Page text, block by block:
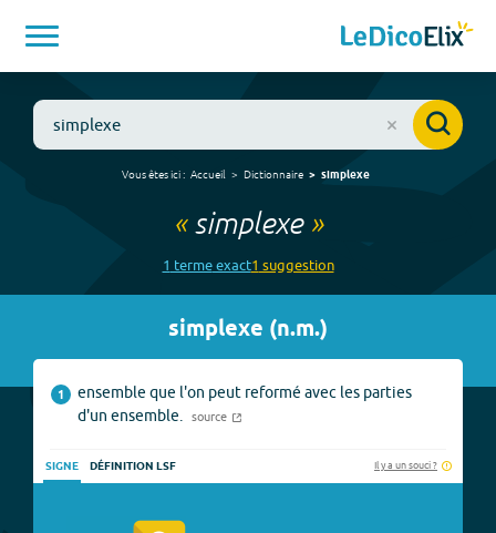
Vous êtes ici : Accueil Dictionnaire simplexe
«simplexe»
1 termeexact1 suggestion
simplexe (n.m.)
1
ensemble que l'on peut reformé avec les parties
d'un ensemble.
source
SIGNE DÉFINITION LSF Il y a un souci ?